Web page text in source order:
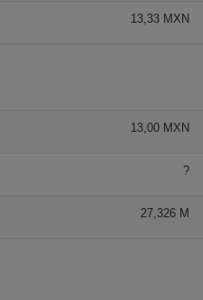
13,33 MXN
13,00 MXN
?
27,326 M